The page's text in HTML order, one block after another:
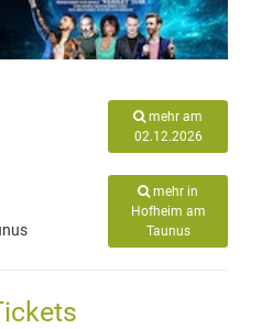
mehr am
02.12.2026
mehr in
Hofheim am
Taunus